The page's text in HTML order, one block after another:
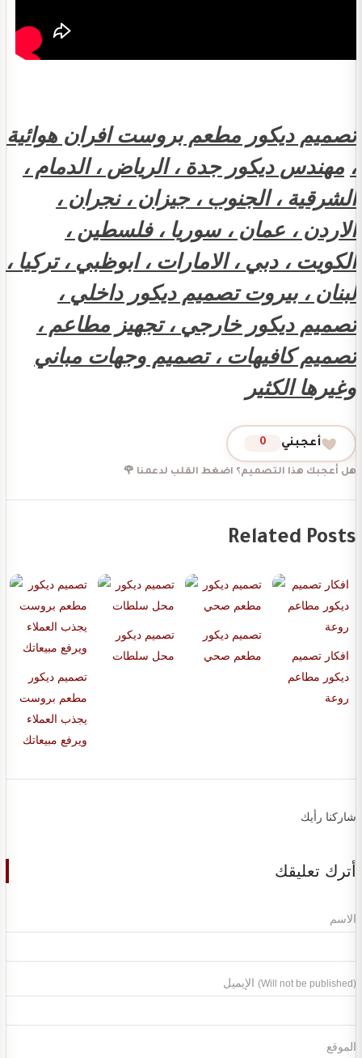
تصميم ديكور مطعم بروست افران هوائية
، مهندس ديكور جدة ، الرياض ، الدمام ،
الشرقية ، الجنوب ، جيزان ، نجران ،
الاردن ، عمان ، سوريا ، فلسطين ،
الكويت ، دبي ، الامارات ، ابوظبي ، تركيا ،
لبنان ، بيروت تصميم ديكور داخلي ،
تصميم ديكور خارجي ، تجهيز مطاعم ،
تصميم كافيهات ، تصميم وجهات مباني
وغيرها الكثير
أعجبني 0
هل أعجبك هذا التصميم؟ اضغط القلب لدعمنا 🌹
Related Posts
تصميم ديكور
مطعم بروست
يجذب العملاء
ويرفع مبيعاتك
تصميم ديكور
محل سلطات
تصميم ديكور
مطعم صحي
افكار تصميم
ديكور مطاعم
روعة
شاركنا رأيك
أترك تعليقك
الاسم
(Will not be published)
الموقع